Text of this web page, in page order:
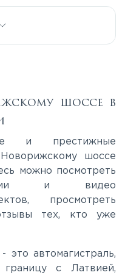
шоссе в
и престижные
шоссе
можно посмотреть
и видео
просмотреть
тех, кто уже
автомагистраль,
с Латвией,